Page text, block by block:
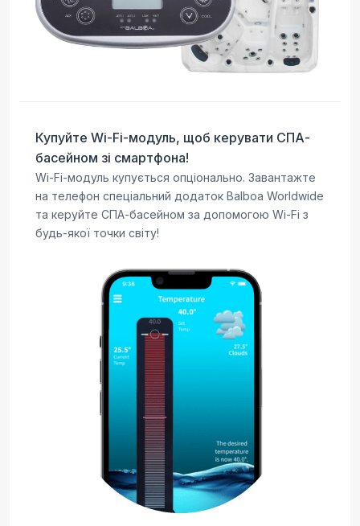
Купуйте Wi-Fi-модуль, щоб керувати СПА-
басейном зі смартфона!
Wi-Fi-модуль купується опціонально. Завантажте
на телефон спеціальний додаток Balboa Worldwide
та керуйте СПА-басейном за допомогою Wi-Fi з
будь-якої точки світу!